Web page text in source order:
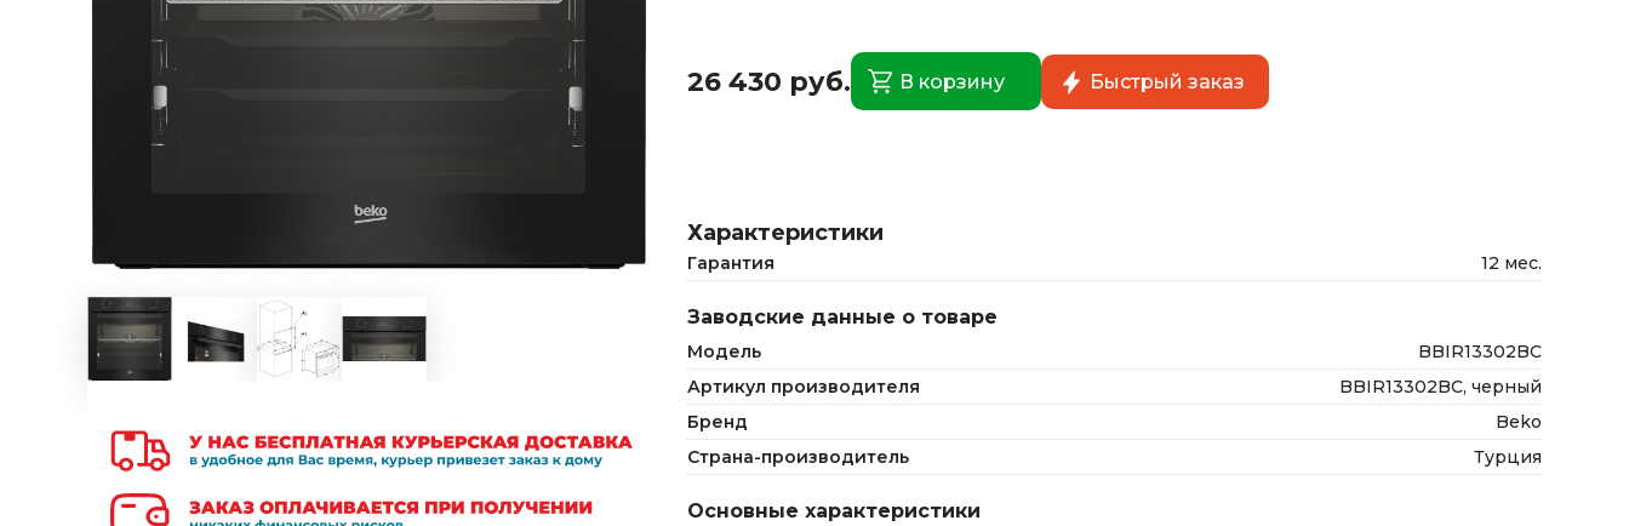
26 430 руб. В корзину Быстрый заказ
Характеристики
Гарантия 12 мес.
Заводские данные о товаре
Модель
BBIR13302BC
Артикул производителя
BBIR13302BC, черный
Бренд
Beko
Страна-производитель
Турция
Основные характеристики